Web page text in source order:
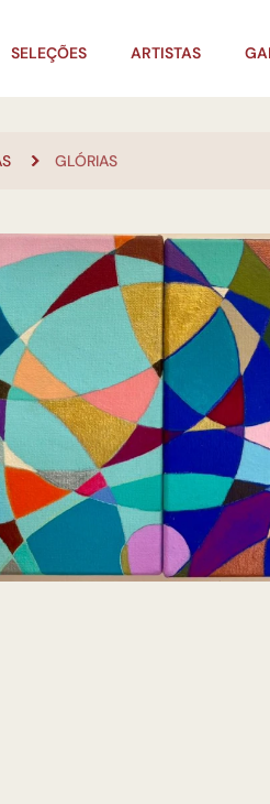
SELEÇÕES ARTISTAS
GLÓRIAS